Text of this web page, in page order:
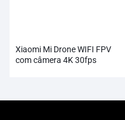
Xiaomi Mi Drone WIFI FPV
com câmera 4K 30fps